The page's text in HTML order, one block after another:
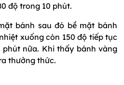
độ trong 10 phút.
bánh sau đó bề mặt bánh
xuống còn 150 độ tiếp tục
phút nữa. Khi thấy bánh vàng
thưởng thức.